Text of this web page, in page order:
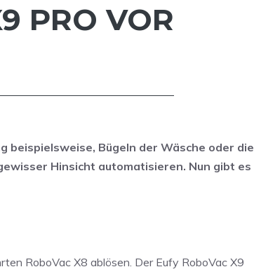
PRO VOR
beispielsweise, Bügeln der Wäsche oder die
Hinsicht automatisieren. Nun gibt es
RoboVac X8 ablösen. Der Eufy RoboVac X9